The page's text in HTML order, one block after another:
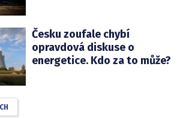
Česku zoufale chybí
opravdová diskuse o
energetice. Kdo za to může?